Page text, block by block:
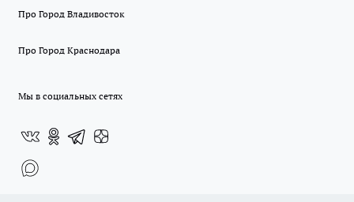
Про Город Владивосток
Про Город Краснодара
Мы в социальных сетях